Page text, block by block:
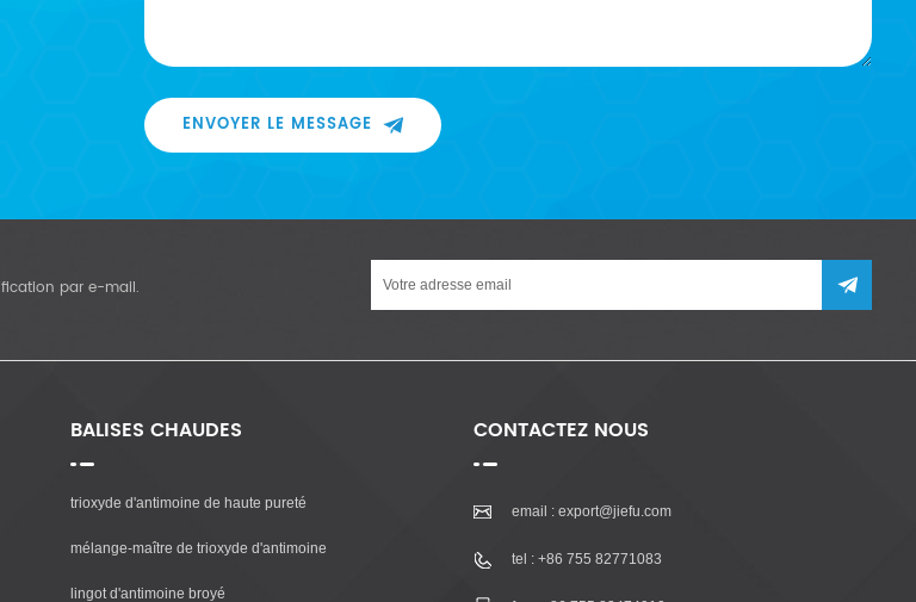
ENVOYER LE MESSAGE
par e-mail.
BALISES CHAUDES
trioxyde d'antimoine de haute pureté
mélange-maître de trioxyde d'antimoine
lingot d'antimoine broyé
CONTACTEZ NOUS
email : export@jiefu.com
tel : +86 755 82771083